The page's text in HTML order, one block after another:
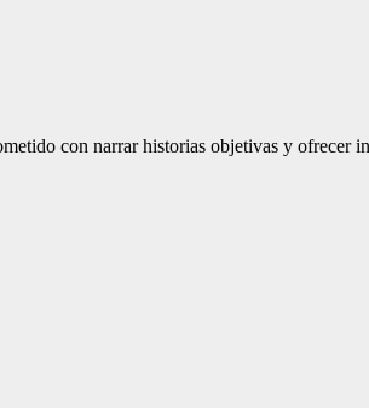
con narrar historias objetivas y ofrecer